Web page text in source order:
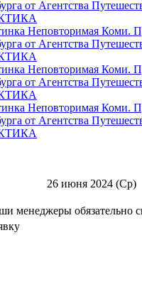
26 июня 2024 (Ср)
менеджеры обязательно